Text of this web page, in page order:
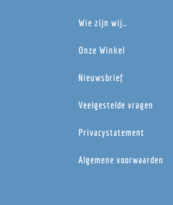
Wie zijn wij…
Onze Winkel
Nieuwsbrief
Veelgestelde vragen
Privacystatement
Algemene voorwaarden